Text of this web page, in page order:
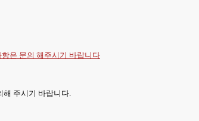
은 문의 해주시기 바랍니다
해 주시기 바랍니다.